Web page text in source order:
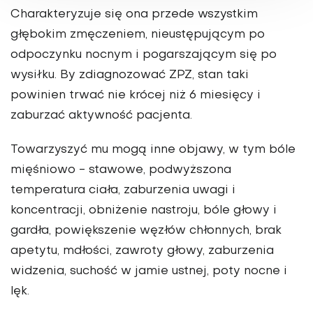
Charakteryzuje się ona przede wszystkim
głębokim zmęczeniem, nieustępującym po
odpoczynku nocnym i pogarszającym się po
wysiłku. By zdiagnozować ZPZ, stan taki
powinien trwać nie krócej niż 6 miesięcy i
zaburzać aktywność pacjenta.
Towarzyszyć mu mogą inne objawy, w tym bóle
mięśniowo - stawowe, podwyższona
temperatura ciała, zaburzenia uwagi i
koncentracji, obniżenie nastroju, bóle głowy i
gardła, powiększenie węzłów chłonnych, brak
apetytu, mdłości, zawroty głowy, zaburzenia
widzenia, suchość w jamie ustnej, poty nocne i
lęk.